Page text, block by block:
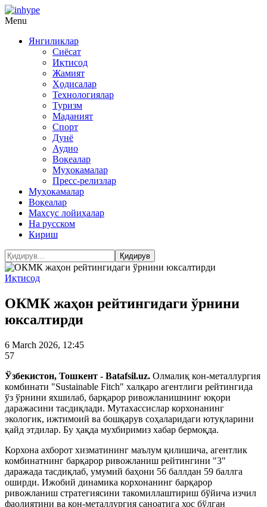
Menu
Янгиликлар
Сиёсат
Иқтисод
Жамият
Ҳодисалар
Технологиялар
Туризм
Маданият
Спорт
Дунё
Аудио
Воқеалар
Муҳокамалар
Пресс-релизлар
Муҳокамалар
Воқеалар
Махсус лойиҳалар
На русском
Кириш
Иқтисод
ОКМК жаҳон рейтингидаги ўрнини
юксалтирди
6 March 2026, 12:45
57
Ўзбекистон, Тошкент - Batafsil.uz. Олмалиқ кон-металлургия
комбинати "Sustainable Fitch" халқаро агентлиги рейтингида
ўз ўрнини яхшилаб, барқарор ривожланишнинг юқори
даражасини тасдиқлади. Мутахассислар корхонанинг
экологик, ижтимоий ва бошқарув соҳаларидаги ютуқларини
қайд этдилар. Бу ҳақда мухбиримиз хабар бермоқда.
Корхона ахборот хизматининг маълум қилишича, агентлик
комбинатнинг барқарор ривожланиш рейтингини "3"
даражада тасдиқлаб, умумий баҳони 56 баллдан 59 баллга
оширди. Ижобий динамика корхонанинг барқарор
ривожланиш стратегиясини такомиллаштириш бўйича изчил
фаолиятини ва кон-металлургия саноатига хос бўлган